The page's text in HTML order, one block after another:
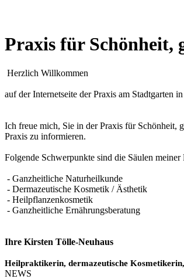
Praxis für Schönheit,
Herzlich Willkommen
auf der Internetseite der Praxis am Stadtgarten
Ich freue mich, Sie in der Praxis für Schönheit,
Praxis zu informieren.
Folgende Schwerpunkte sind die Säulen meiner
- Ganzheitliche Naturheilkunde
- Dermazeutische Kosmetik / Ästhetik
- Heilpflanzenkosmetik
- Ganzheitliche Ernährungsberatung
Ihre Kirsten Tölle-Neuhaus
Heilpraktikerin, dermazeutische
NEWS